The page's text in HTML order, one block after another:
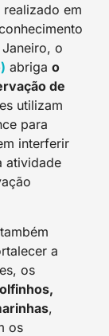
em
o
abriga o
de
utilizam
para
interferir
atividade
a
os
,
os